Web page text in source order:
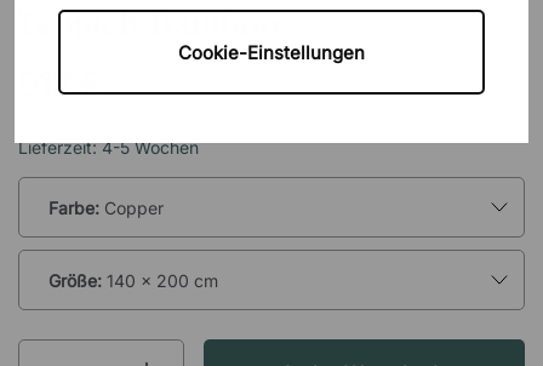
Cookie-Einstellungen
Teppich Bamboo
912 €
Lieferzeit: 4-5 Wochen
Farbe: Copper
Größe: 140 x 200 cm